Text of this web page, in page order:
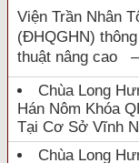
Viện Trần Nhân
(ĐHQGHN)
thuật nâng cao
Chùa Long
Hán Nôm Khóa
Tại Cơ Sở Vĩnh
Chùa Long